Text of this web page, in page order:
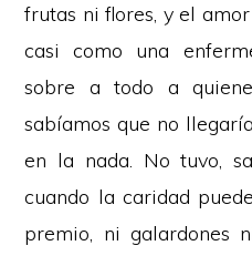
frutas ni flores, y el
casi como una
sobre a todo a
sabíamos que no
en la nada. No tuvo,
cuando la caridad
premio, ni galardones